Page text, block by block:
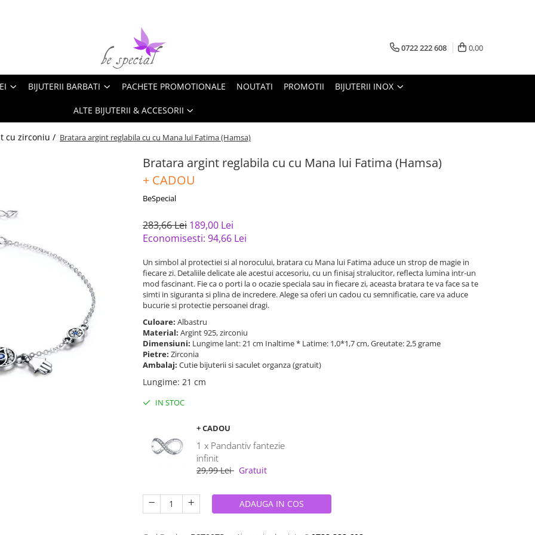
0722 222 608 0,00
BIJUTERII BARBATI PACHETE PROMOTIONALE NOUTATI PROMOTII BIJUTERII INOX
ALTE BIJUTERII & ACCESORII
cu zirconiu / Bratara argint reglabila cu cu Mana lui Fatima (Hamsa)
Bratara argint reglabila cu cu Mana lui Fatima (Hamsa)
+ CADOU
BeSpecial
283,66 Lei 189,00 Lei
Economisesti: 94,66 Lei
Un simbol al protectiei si al norocului, bratara cu Mana lui Fatima aduce un strop de magie in
fiecare zi. Detaliile delicate ale acestui accesoriu, cu un finisaj stralucitor, reflecta lumina intr-un
mod fascinant. Fie ca o porti la o ocazie speciala sau in fiecare zi, aceasta bratara te va face sa te
simti in siguranta si plina de incredere. Alege sa oferi un cadou cu semnificatie, care va aduce
bucurie si protectie persoanei dragi.
Culoare: Albastru
Material: Argint 925, zirconiu
Dimensiuni: Lungime lant: 21 cm Inaltime * Latime: 1,0*1,7 cm, Greutate: 2,5 grame
Pietre: Zirconia
Ambalaj: Cutie bijuterii si saculet organza (gratuit)
Lungime: 21 cm
IN STOC
+ CADOU
1 x Pandantiv fantezie
infinit
29,99 Lei Gratuit
ADAUGA IN COS